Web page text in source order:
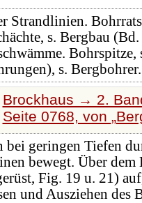
Strandlinien.
s. Bergbau
s.
Brockhaus → 2.
Seite 0768, von
bei geringen Tiefen
bewegt. Über
Fig. 19 u. 21)
und Ausziehen des